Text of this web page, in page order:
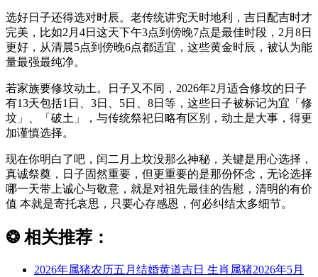
选好日子还得选对时辰。老传统讲究天时地利，吉日配吉时才
完美，比如2月4日这天下午3点到傍晚7点是最佳时段，2月8日
更好，从清晨5点到傍晚6点都适宜，这些黄金时辰，被认为能
量最强最纯净。
若家族要修坟动土。日子又不同，2026年2月适合修坟的日子
有13天包括1日、3日、5日、8日等，这些日子被标记为宜「修
坟」、「破土」，与传统祭祀日略有区别，动土是大事，得更
加谨慎选择。
现在你明白了吧，闰二月上坟没那么神秘，关键是用心选择，
真诚祭奠，日子固然重要，但更重要的是那份怀念，无论选择
哪一天带上诚心与敬意，就是对祖先最佳的告慰，清明的有价
值 本就是寄托哀思，只要心存感恩，何必纠结太多细节。
❂ 相关推荐：
2026年属猪农历五月结婚黄道吉日 生肖属猪2026年5月